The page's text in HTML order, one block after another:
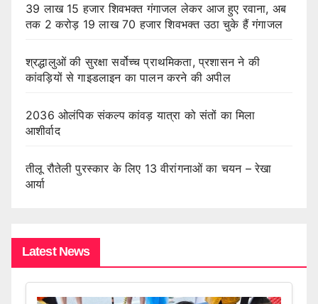
39 लाख 15 हजार शिवभक्त गंगाजल लेकर आज हुए रवाना, अब
तक 2 करोड़ 19 लाख 70 हजार शिवभक्त उठा चुके हैं गंगाजल
श्रद्धालुओं की सुरक्षा सर्वोच्च प्राथमिकता, प्रशासन ने की
कांवड़ियों से गाइडलाइन का पालन करने की अपील
2036 ओलंपिक संकल्प कांवड़ यात्रा को संतों का मिला
आशीर्वाद
तीलू रौतेली पुरस्कार के लिए 13 वीरांगनाओं का चयन – रेखा
आर्या
Latest News